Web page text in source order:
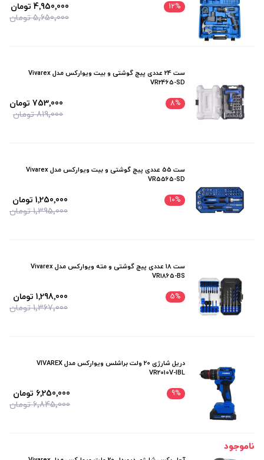
12%
5٬650٬000 تومان
4٬950٬000 تومان
ست 24 عددی پیچ گوشتی و بیت ویوارکس مدل Vivarex
VR2465-SD
8%
819٬000 تومان
753٬000 تومان
ست 55 عددی پیچ گوشتی و بیت ویوارکس مدل Vivarex
VR5565-SD
10%
1٬395٬000 تومان
1٬250٬000 تومان
ست 18 عددی پیچ گوشتی و مته ویوارکس مدل Vivarex
VR1865-BS
5%
1٬367٬000 تومان
1٬298٬000 تومان
دریل شارژی 20 ولت براشلس ویوارکس مدل VIVAREX
VR2010V-IBL
9%
6٬845٬000 تومان
6٬250٬000 تومان
ناموجود